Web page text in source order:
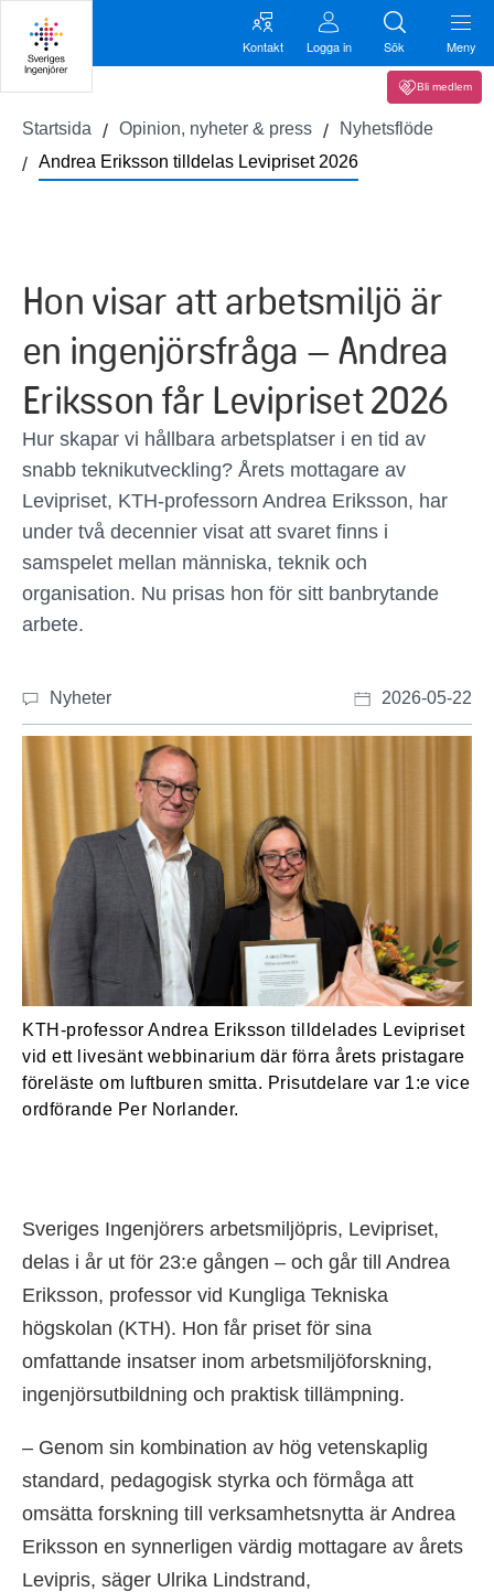
Kontakt Logga in Sök Meny
Bli medlem
Startsida Opinion, nyheter & press
Nyhetsflöde
Andrea Eriksson tilldelas Levipriset 2026
Hon visar att arbetsmiljö är
en ingenjörsfråga – Andrea
Eriksson får Levipriset 2026
Hur skapar vi hållbara arbetsplatser i en tid av
snabb teknikutveckling? Årets mottagare av
Levipriset, KTH-professorn Andrea Eriksson, har
under två decennier visat att svaret finns i
samspelet mellan människa, teknik och
organisation. Nu prisas hon för sitt banbrytande
arbete.
Nyheter 2026-05-22
KTH-professor Andrea Eriksson tilldelades Levipriset
vid ett livesänt webbinarium där förra årets pristagare
föreläste om luftburen smitta. Prisutdelare var 1:e vice
ordförande Per Norlander.
Sveriges Ingenjörers arbetsmiljöpris, Levipriset,
delas i år ut för 23:e gången – och går till Andrea
Eriksson, professor vid Kungliga Tekniska
högskolan (KTH). Hon får priset för sina
omfattande insatser inom arbetsmiljöforskning,
ingenjörsutbildning och praktisk tillämpning.
– Genom sin kombination av hög vetenskaplig
standard, pedagogisk styrka och förmåga att
omsätta forskning till verksamhetsnytta är Andrea
Eriksson en synnerligen värdig mottagare av årets
Levipris, säger Ulrika Lindstrand,